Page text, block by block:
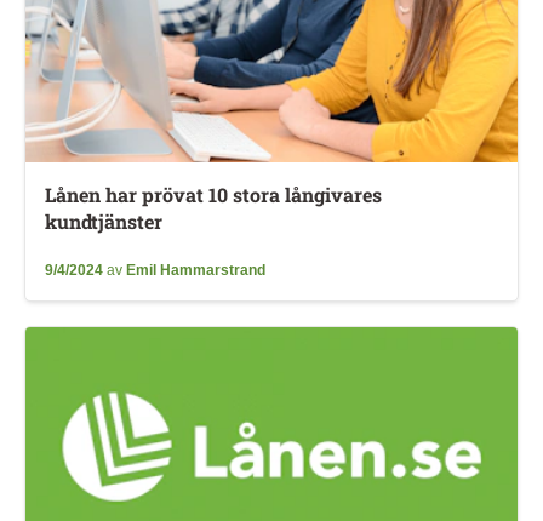
Lånen har prövat 10 stora långivares
kundtjänster
9/4/2024 av Emil Hammarstrand